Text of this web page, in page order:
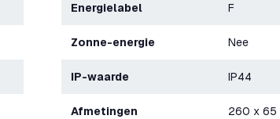
Energielabel F
Zonne-energie Nee
IP-waarde IP44
Afmetingen 260 x 65